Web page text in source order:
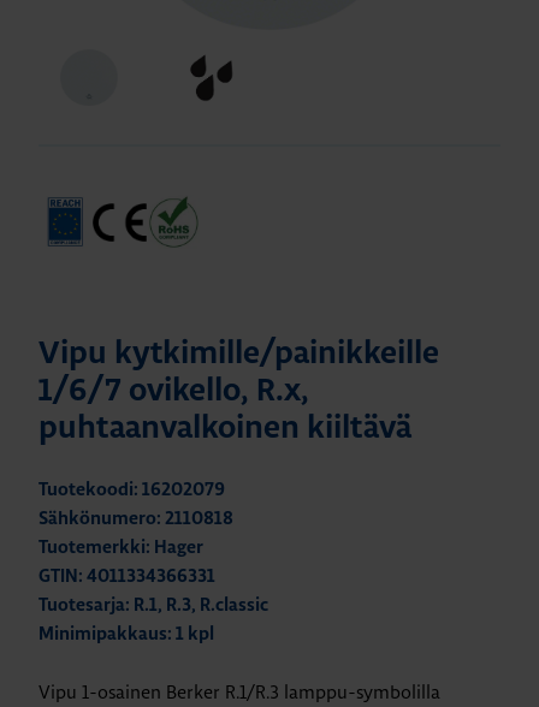
Vipu kytkimille/painikkeille
1/6/7 ovikello, R.x,
puhtaanvalkoinen kiiltävä
Tuotekoodi: 16202079
Sähkönumero: 2110818
Tuotemerkki: Hager
GTIN: 4011334366331
Tuotesarja: R.1, R.3, R.classic
Minimipakkaus: 1 kpl
Vipu 1-osainen Berker R.1/R.3 lamppu-symbolilla